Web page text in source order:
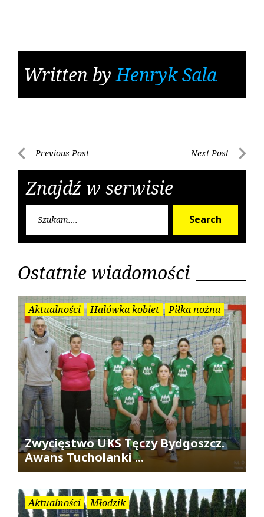
Written byHenryk Sala
Nawigacja
wpisu
Previous Post
Previous
Post
Next Post
Next
Znajdź w serwisie
Search
Ostatnie wiadomości
Aktualności Halówka kobiet Piłka nożna
Zwycięstwo UKS Tęczy Bydgoszcz.
Awans Tucholanki ...
Aktualności Młodzik